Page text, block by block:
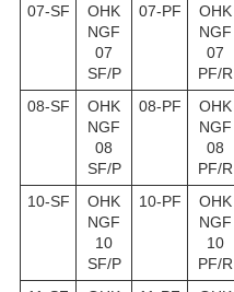
07-SF
OHK
NGF
07
SF/P
07-PF
OHK
NGF
07
PF/R
08-SF
OHK
NGF
08
SF/P
08-PF
OHK
NGF
08
PF/R
10-SF
OHK
NGF
10
SF/P
10-PF
OHK
NGF
10
PF/R